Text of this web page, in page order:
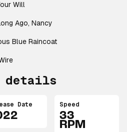
Will
Ago, Nancy
Blue Raincoat
details
Date Speed
33
RPM